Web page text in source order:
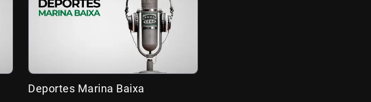
Deportes Marina Baixa